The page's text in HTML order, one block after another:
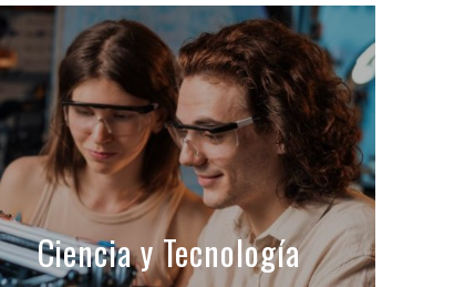
Ciencia y Tecnología